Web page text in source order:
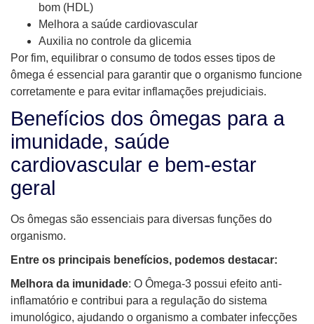
bom (HDL)
Melhora a saúde cardiovascular
Auxilia no controle da glicemia
Por fim, equilibrar o consumo de todos esses tipos de
ômega é essencial para garantir que o organismo funcione
corretamente e para evitar inflamações prejudiciais.
Benefícios dos ômegas para a
imunidade, saúde
cardiovascular e bem-estar
geral
Os ômegas são essenciais para diversas funções do
organismo.
Entre os principais benefícios, podemos destacar:
Melhora da imunidade: O Ômega-3 possui efeito anti-
inflamatório e contribui para a regulação do sistema
imunológico, ajudando o organismo a combater infecções